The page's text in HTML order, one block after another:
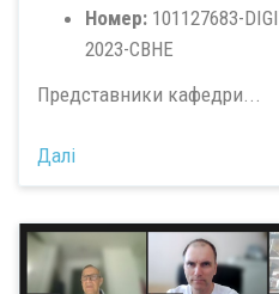
Номер: 101127683-
2023-CBHE
Представники кафедри...
Далі